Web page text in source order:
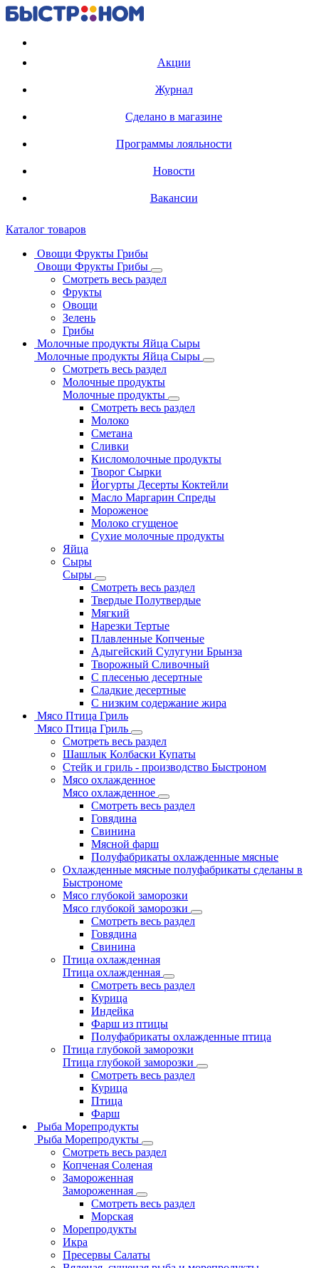
Акции
Журнал
Сделано в магазине
Программы лояльности
Новости
Вакансии
Каталог товаров
Овощи Фрукты Грибы
Овощи Фрукты Грибы
Смотреть весь раздел
Фрукты
Овощи
Зелень
Грибы
Молочные продукты Яйца Сыры
Молочные продукты Яйца Сыры
Смотреть весь раздел
Молочные продукты
Молочные продукты
Смотреть весь раздел
Молоко
Сметана
Сливки
Кисломолочные продукты
Творог Сырки
Йогурты Десерты Коктейли
Масло Маргарин Спреды
Мороженое
Молоко сгущеное
Сухие молочные продукты
Яйца
Сыры
Сыры
Смотреть весь раздел
Твердые Полутвердые
Мягкий
Нарезки Тертые
Плавленные Копченые
Адыгейский Сулугуни Брынза
Творожный Сливочный
С плесенью десертные
Сладкие десертные
С низким содержание жира
Мясо Птица Гриль
Мясо Птица Гриль
Смотреть весь раздел
Шашлык Колбаски Купаты
Стейк и гриль - производство Быстроном
Мясо охлажденное
Мясо охлажденное
Смотреть весь раздел
Говядина
Свинина
Мясной фарш
Полуфабрикаты охлажденные мясные
Охлажденные мясные полуфабрикаты сделаны в
Быстрономе
Мясо глубокой заморозки
Мясо глубокой заморозки
Смотреть весь раздел
Говядина
Свинина
Птица охлажденная
Птица охлажденная
Смотреть весь раздел
Курица
Индейка
Фарш из птицы
Полуфабрикаты охлажденные птица
Птица глубокой заморозки
Птица глубокой заморозки
Смотреть весь раздел
Курица
Птица
Фарш
Рыба Морепродукты
Рыба Морепродукты
Смотреть весь раздел
Копченая Соленая
Замороженная
Замороженная
Смотреть весь раздел
Морская
Морепродукты
Икра
Пресервы Салаты